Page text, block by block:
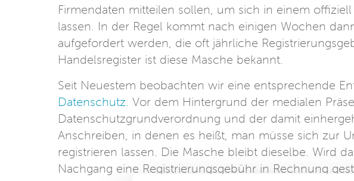
Firmendaten mitteilen sollen, um sich in einem
lassen. In der Regel kommt nach einigen Wochen
aufgefordert werden, die oft jährliche
Handelsregister ist diese Masche bekannt.
Seit Neuestem beobachten wir eine entsprechende
Datenschutz . Vor dem Hintergrund der medialen
Datenschutzgrundverordnung und der damit
Anschreiben, in denen es heißt, man müsse sich zur
registrieren lassen. Die Masche bleibt dieselbe. Wird
Nachgang eine Registrierungsgebühr in Rechnung